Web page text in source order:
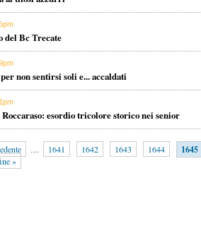
del Bc Trecate
non sentirsi soli e... accaldati
esordio tricolore storico nei senior
… 1641 1642 1643 1644 1645
»